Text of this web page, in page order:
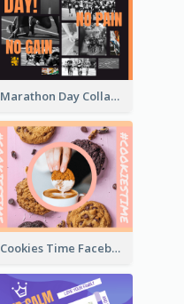
Marathon Day Collage Facebook Post
Cookies Time Facebook Post